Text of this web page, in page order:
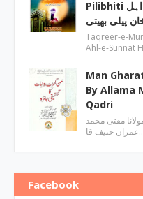
Pilibhiti تقریر منیر قلب ـ مولانا شیربیشہ اہل
پیلی بھیتی
Taqreer-e-
Ahl-e-Sunnat
Man
By Allama
Qadri
مفتی محمد
قا…
Facebook